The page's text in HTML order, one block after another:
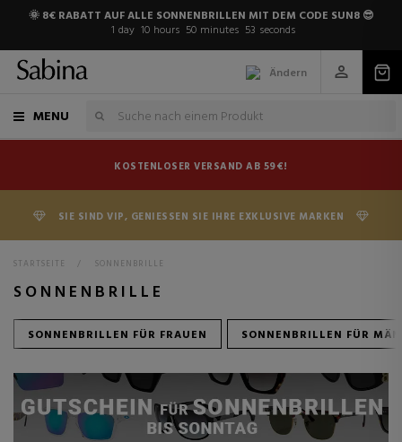
🌞 8€ RABATT AUF ALLE SONNENBRILLEN MIT DEM CODE SUN8 😎
1 day 10 hours 50 minutes 52 seconds
Ändern
MENU
KOSTENLOSER VERSAND AB 59€!
SIE SIND VIP, GENIESSEN SIE IHRE EXKLUSIVE MARKEN
STARTSEITE > SONNENBRILLE
SONNENBRILLE
SONNENBRILLEN FÜR FRAUEN SONNENBRILLEN FÜR